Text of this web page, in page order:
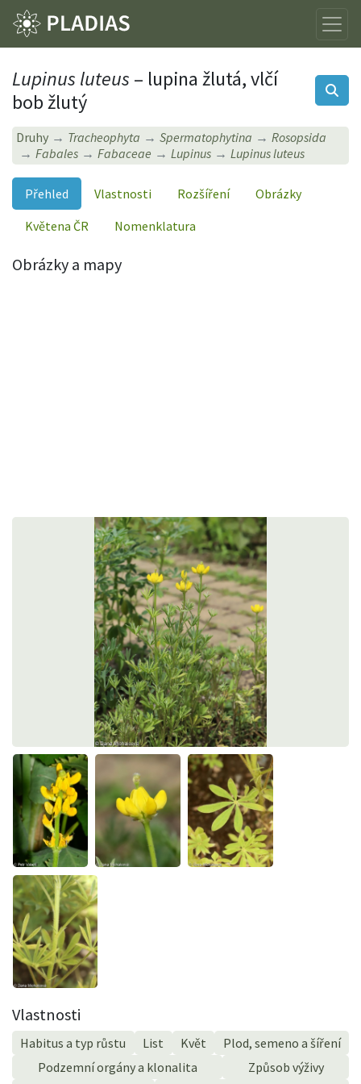
Lupinus luteus – lupina žlutá, vlčí
bob žlutý
Druhy Tracheophyta Spermatophytina
Rosopsida
Fabales
Fabaceae Lupinus Lupinus luteus
Přehled Vlastnosti Rozšíření
Obrázky
Květena ČR
Nomenklatura
Obrázky a mapy
Vlastnosti
Habitus a typ růstu List Květ
Plod, semeno a šíření
Podzemní orgány a klonalita
Způsob výživy